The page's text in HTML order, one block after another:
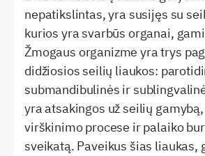
nepatikslintas, yra susijęs su
kurios yra svarbūs organai,
Žmogaus organizme yra trys
didžiosios seilių liaukos:
submandibulinės ir
yra atsakingos už seilių
virškinimo procese ir palaiko
sveikatą. Paveikus šias liaukas,